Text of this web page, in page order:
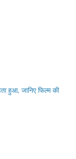
हुआ, जानिए फिल्म की